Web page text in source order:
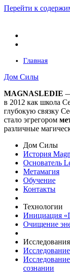
Перейти к
Главная
Дом Силы
MAGNASLEDIE
в 2012 как школа
глубокую связку
стало эгрегором
различные
Дом Силы
История
Основатель
Метамагия
Обучение
Контакты
Технологии
Инициация
Очищение
Исследования
сознании